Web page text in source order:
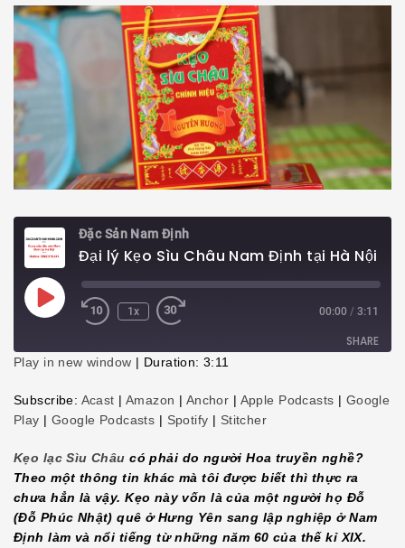
Đặc Sản Nam Định
Đại lý Kẹo Sìu Châu Nam Định tại Hà Nội
Play
Episode
1x 00:00 / 3:11
SHARE
LINK
EMBED
Play in new window | Duration: 3:11
Subscribe: Acast | Amazon | Anchor | Apple Podcasts | Google
Play | Google Podcasts | Spotify | Stitcher
Kẹo lạc Sìu Châu có phải do người Hoa truyền nghề?
Theo một thông tin khác mà tôi được biết thì thực ra
chưa hẳn là vậy. Kẹo này vốn là của một người họ Đỗ
(Đỗ Phúc Nhật) quê ở Hưng Yên sang lập nghiệp ở Nam
Định làm và nổi tiếng từ những năm 60 của thế kỉ XIX.